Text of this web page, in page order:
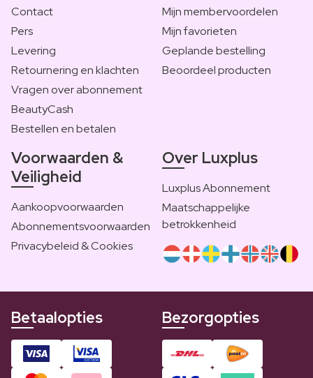
Contact
Pers
Levering
Retournering en klachten
Vragen over abonnement
BeautyCash
Bestellen en betalen
Mijn membervoordelen
Mijn favorieten
Geplande bestelling
Beoordeel producten
Voorwaarden &
Veiligheid
Aankoopvoorwaarden
Abonnementsvoorwaarden
Privacybeleid & Cookies
Over Luxplus
Luxplus Abonnement
Maatschappelijke
betrokkenheid
Betaalopties Bezorgopties